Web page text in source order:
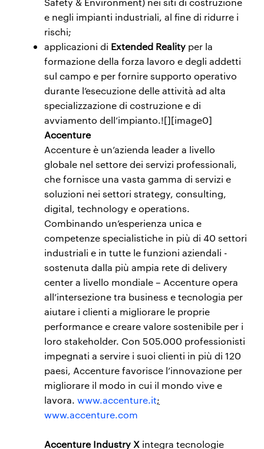
e negli impianti industriali, al fine di ridurre i
rischi;
applicazioni di Extended Reality per la
formazione della forza lavoro e degli addetti
sul campo e per fornire supporto operativo
durante l’esecuzione delle attività ad alta
specializzazione di costruzione e di
avviamento dell’impianto.![][image0]
Accenture
Accenture è un’azienda leader a livello
globale nel settore dei servizi professionali,
che fornisce una vasta gamma di servizi e
soluzioni nei settori strategy, consulting,
digital, technology e operations.
Combinando un’esperienza unica e
competenze specialistiche in più di 40 settori
industriali e in tutte le funzioni aziendali -
sostenuta dalla più ampia rete di delivery
center a livello mondiale – Accenture opera
all’intersezione tra business e tecnologia per
aiutare i clienti a migliorare le proprie
performance e creare valore sostenibile per i
loro stakeholder. Con 505.000 professionisti
impegnati a servire i suoi clienti in più di 120
paesi, Accenture favorisce l’innovazione per
migliorare il modo in cui il mondo vive e
lavora. www.accenture.it;
www.accenture.com
Accenture Industry X integra tecnologie